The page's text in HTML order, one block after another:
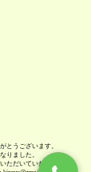
とうございます。
りました。
ただいていた方は、